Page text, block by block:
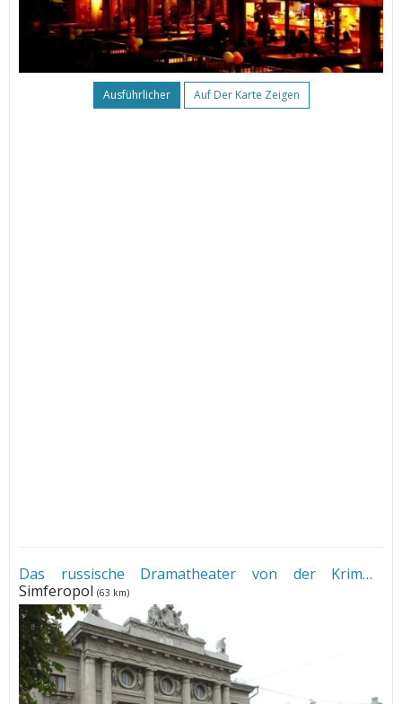
Ausführlicher Auf Der Karte Zeigen
Das russische Dramatheater von der Krim
Simferopol (63 km)